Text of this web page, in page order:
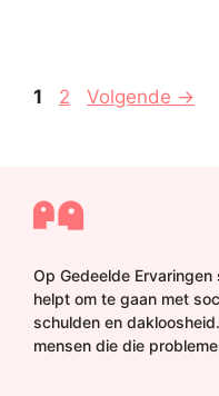
Pagina
1 Pagina
2 Volgende →
Op Gedeelde
helpt om te gaan met
schulden en
mensen die die